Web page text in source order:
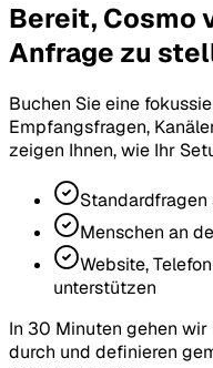
Bereit, Cosmo
Anfrage zu
Buchen Sie eine
Empfangsfragen,
zeigen Ihnen, wie Ihr
Menschen an
Website,
unterstützen
In 30 Minuten gehen
durch und definieren